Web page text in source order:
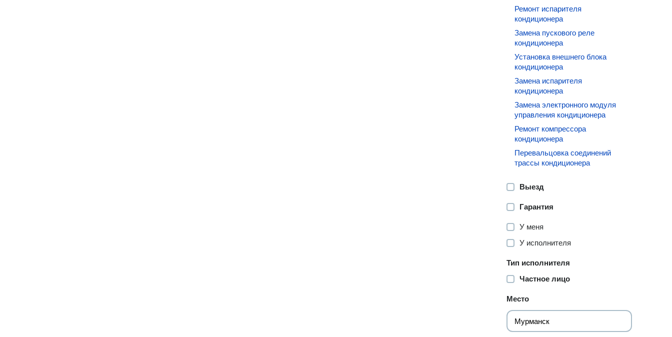
Ремонт испарителя
кондиционера
Замена пускового реле
кондиционера
Установка внешнего блока
кондиционера
Замена испарителя
кондиционера
Замена электронного модуля
управления кондиционера
Ремонт компрессора
кондиционера
Перевальцовка соединений
трассы кондиционера
Выезд
Гарантия
У меня
У исполнителя
Тип исполнителя
Частное лицо
Место